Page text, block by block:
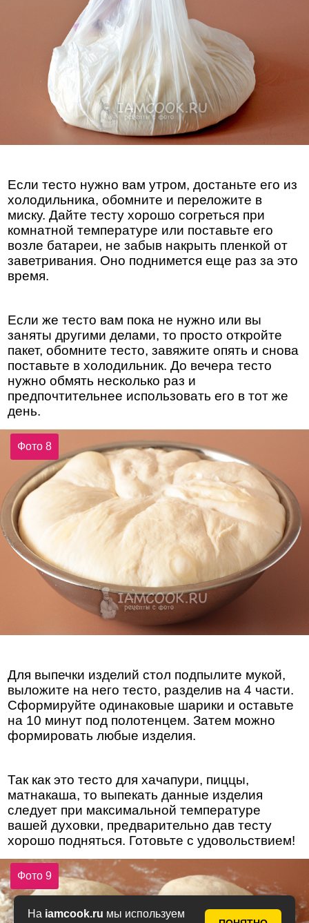
На iamcook.ru мы используем
Если тесто нужно вам утром, достаньте его из
холодильника, обомните и переложите в
миску. Дайте тесту хорошо согреться при
комнатной температуре или поставьте его
возле батареи, не забыв накрыть пленкой от
заветривания. Оно поднимется еще раз за это
время.
Если же тесто вам пока не нужно или вы
заняты другими делами, то просто откройте
пакет, обомните тесто, завяжите опять и снова
поставьте в холодильник. До вечера тесто
нужно обмять несколько раз и
предпочтительнее использовать его в тот же
день.
Фото 8
Для выпечки изделий стол подпылите мукой,
выложите на него тесто, разделив на 4 части.
Сформируйте одинаковые шарики и оставьте
на 10 минут под полотенцем. Затем можно
формировать любые изделия.
Так как это тесто для хачапури, пиццы,
матнакаша, то выпекать данные изделия
следует при максимальной температуре
вашей духовки, предварительно дав тесту
хорошо подняться. Готовьте с удовольствием!
Фото 9